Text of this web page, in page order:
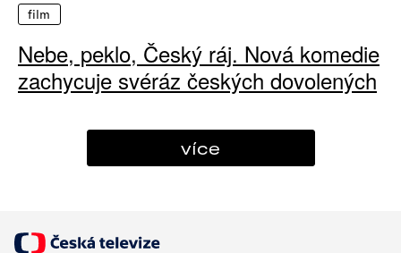
film
Nebe, peklo, Český ráj. Nová komedie
zachycuje svéráz českých dovolených
více